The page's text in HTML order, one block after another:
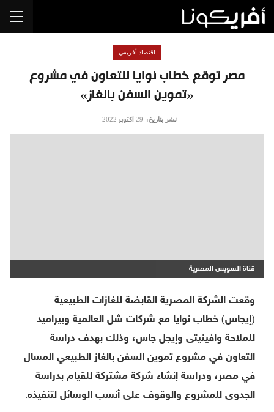
مصر توقع خطاب نوايا للتعاون في مشروع
«تموين السفن بالغاز»
اقتصاد أفريقي
نشر بتاريخ: 29 أكتوبر 2022
قناة السويس المصرية
وقعت الشركة المصرية القابضة للغازات الطبيعية
(إيجاس) خطاب نوايا مع شركات شل العالمية وبيراميد
للملاحة وافينيتى وإيجل جاس، وذلك بهدف دراسة
التعاون في مشروع تموين السفن بالغاز الطبيعي المسال
في مصر، ودراسة إنشاء شركة مشتركة للقيام بدراسة
الجدوى للمشروع والوقوف على أنسب الوسائل لتنفيذه.